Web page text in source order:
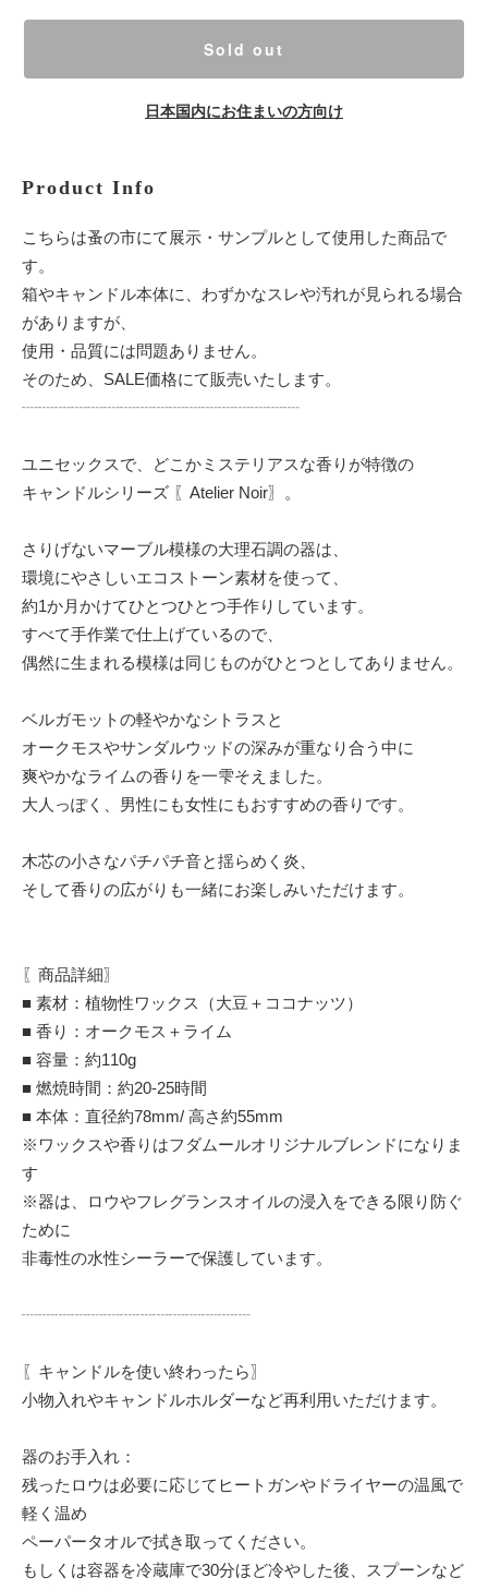
Sold out
日本国内にお住まいの方向け
Product Info
こちらは蚤の市にて展示・サンプルとして使用した商品で
す。
箱やキャンドル本体に、わずかなスレや汚れが見られる場合
がありますが、
使用・品質には問題ありません。
そのため、SALE価格にて販売いたします。
┈┈┈┈┈┈┈┈┈┈┈┈┈┈┈┈┈
ユニセックスで、どこかミステリアスな香りが特徴の
キャンドルシリーズ 〖Atelier Noir〗。
さりげないマーブル模様の大理石調の器は、
環境にやさしいエコストーン素材を使って、
約1か月かけてひとつひとつ手作りしています。
すべて手作業で仕上げているので、
偶然に生まれる模様は同じものがひとつとしてありません。
ベルガモットの軽やかなシトラスと
オークモスやサンダルウッドの深みが重なり合う中に
爽やかなライムの香りを一雫そえました。
大人っぽく、男性にも女性にもおすすめの香りです。
木芯の小さなパチパチ音と揺らめく炎、
そして香りの広がりも一緒にお楽しみいただけます。
〖商品詳細〗
■ 素材：植物性ワックス（大豆＋ココナッツ）
■ 香り：オークモス＋ライム
■ 容量：約110g
■ 燃焼時間：約20-25時間
■ 本体：直径約78mm/ 高さ約55mm
※ワックスや香りはフダムールオリジナルブレンドになりま
す
※器は、ロウやフレグランスオイルの浸入をできる限り防ぐ
ために
非毒性の水性シーラーで保護しています。
┈┈┈┈┈┈┈┈┈┈┈┈┈┈
〖キャンドルを使い終わったら〗
小物入れやキャンドルホルダーなど再利用いただけます。
器のお手入れ：
残ったロウは必要に応じてヒートガンやドライヤーの温風で
軽く温め
ペーパータオルで拭き取ってください。
もしくは容器を冷蔵庫で30分ほど冷やした後、スプーンなど